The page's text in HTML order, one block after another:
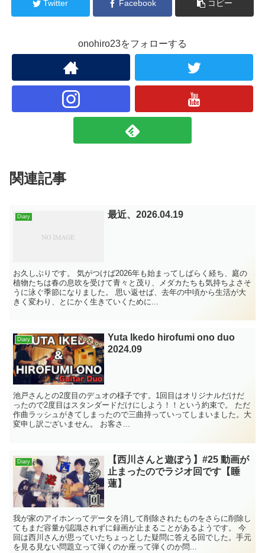
Twitter Facebook コピー
onohiro23をフォローする
関連記事
Diary 最近、2026.04.19
お久しぶりです。 気がつけば2026年も始まってしばらく経ち、庭の
植物たちは春の息吹を受けて青々と茂り、メダカたちも気持ちよさそ
うに泳ぐ季節になりました。 思い返せば、去年の中頃から生活が大
きく変わり、とにかく生きていくために...
Diary
Yuta Ikedo hirofumi ono duo
2024.09
池戸さんとの2度目のデュオの様子です。1回目はオリジナルだけだ
ったので2度目はスタンダードだけにしよう！！という約束で。 ただ
作曲ラッシュがきてしまったので三曲持っていってしまいました。大
変申し訳ございません。 お客さ...
Diary
【西川さんと遊ぼう】#25 動画が
止まったのでラジオ回です【睡
蓮】
我が家のアイホンってデータを消して削除されたものをさらに削除し
てもまだ容量が認識されずに録画が止まることがあるようです。 今
回は西川さんが思っていたちょっとした疑問に答える回でした。手元
を見る見ない問題立って弾くのか座って弾くのか問...